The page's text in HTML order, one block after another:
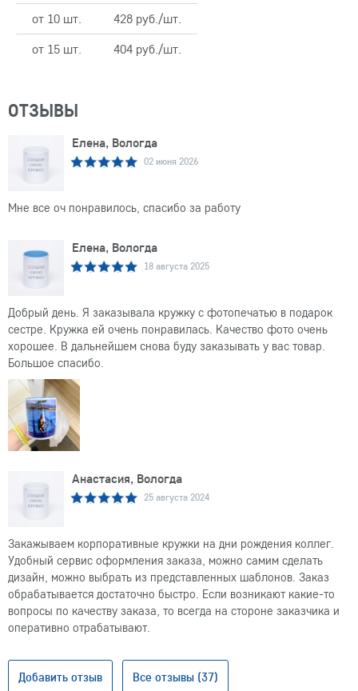
от 10 шт.
428 руб./шт.
от 15 шт.
404 руб./шт.
ОТЗЫВЫ
Елена, Вологда
02 июня 2026
Мне все оч понравилось, спасибо за работу
Елена, Вологда
18 августа 2025
Добрый день. Я заказывала кружку с фотопечатью в подарок
сестре. Кружка ей очень понравилась. Качество фото очень
хорошее. В дальнейшем снова буду заказывать у вас товар.
Большое спасибо.
Анастасия, Вологда
25 августа 2024
Закажываем корпоративные кружки на дни рождения коллег.
Удобный сервис оформления заказа, можно самим сделать
дизайн, можно выбрать из представленных шаблонов. Заказ
обрабатывается достаточно быстро. Если возникают какие-то
вопросы по качеству заказа, то всегда на стороне заказчика и
оперативно отрабатывают.
Добавить отзыв Все отзывы (37)